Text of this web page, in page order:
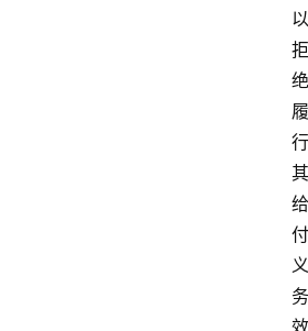
以
拒
绝
履
行
其
给
付
义
务
效